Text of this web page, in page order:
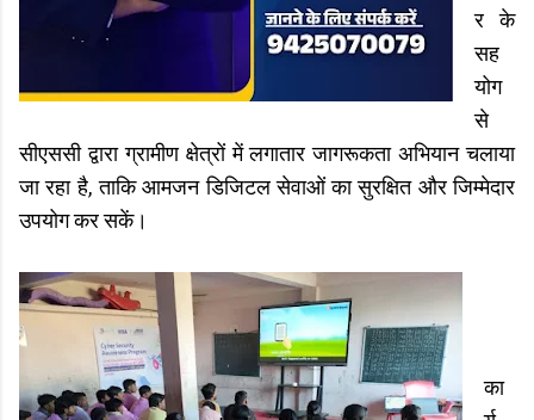
र के
सह
योग
से
सीएससी द्वारा ग्रामीण क्षेत्रों में लगातार जागरूकता अभियान चलाया
जा रहा है, ताकि आमजन डिजिटल सेवाओं का सुरक्षित और जिम्मेदार
उपयोग कर सकें।
का